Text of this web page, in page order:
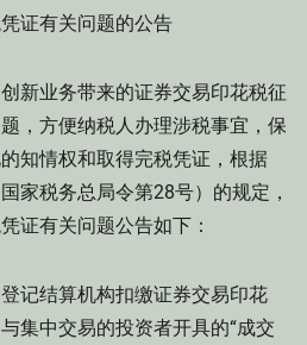
证有关问题的公告
业务带来的证券交易印花税征
，方便纳税人办理涉税事宜，保
知情权和取得完税凭证，根据
家税务总局令第28号）的规定，
证有关问题公告如下：
结算机构扣缴证券交易印花
集中交易的投资者开具的“成交